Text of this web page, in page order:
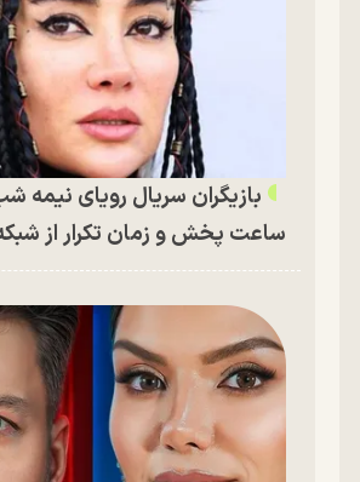
بازیگران سریال رویای نیمه
ساعت پخش و زمان تکرار از